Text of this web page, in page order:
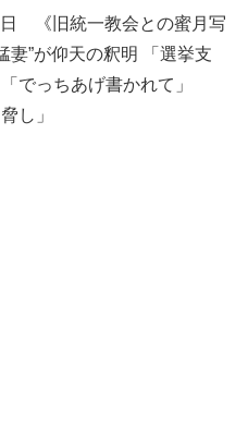
《旧統一教会との蜜月写
妻”が仰天の釈明 「選挙支
でっちあげ書かれて」
し」